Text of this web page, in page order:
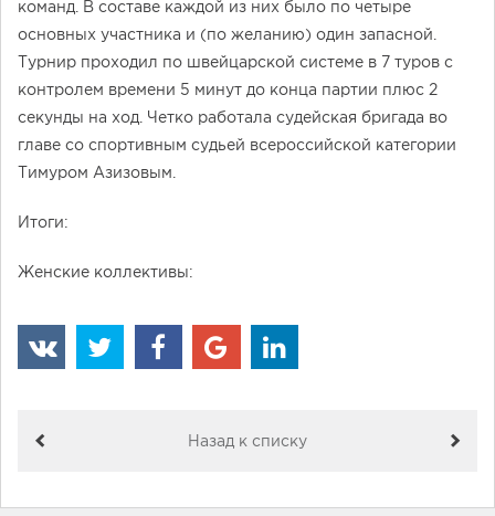
команд. В составе каждой из них было по четыре
основных участника и (по желанию) один запасной.
Турнир проходил по швейцарской системе в 7 туров с
контролем времени 5 минут до конца партии плюс 2
секунды на ход. Четко работала судейская бригада во
главе со спортивным судьей всероссийской категории
Тимуром Азизовым.
Итоги:
Женские коллективы:
Назад к списку